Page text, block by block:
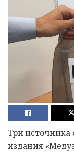
Три источника
издания